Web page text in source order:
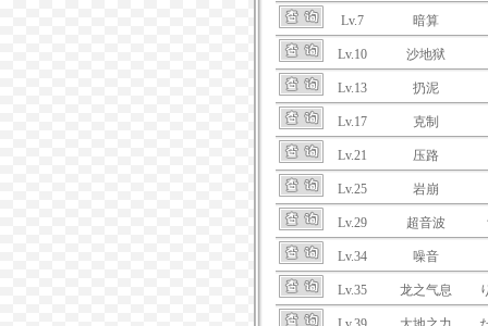
Lv.7 暗算
Lv.10 沙地狱
Lv.13 扔泥
Lv.17 克制
Lv.21 压路
Lv.25 岩崩
Lv.29 超音波
Lv.34 噪音
Lv.35 龙之气息